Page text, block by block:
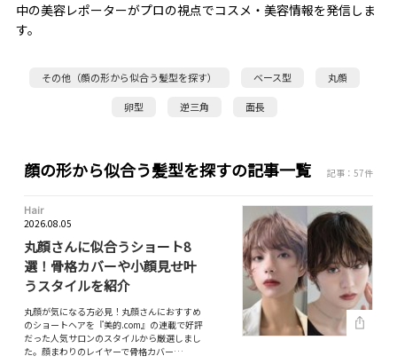
中の美容レポーターがプロの視点でコスメ・美容情報を発信しま
す。
その他（顔の形から似合う髪型を探す） ベース型 丸顔
卵型 逆三角 面長
顔の形から似合う髪型を探すの記事一覧 記事：57件
Hair
2026.08.05
丸顔さんに似合うショート8
選！骨格カバーや小顔見せ叶
うスタイルを紹介
丸顔が気になる方必見！丸顔さんにおすすめ
のショートヘアを『美的.com』の連載で好評
だった人気サロンのスタイルから厳選しまし
た。顔まわりのレイヤーで骨格カバー…